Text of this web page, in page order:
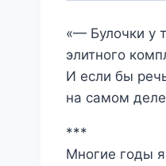
«— Булочки у
элитного
И если бы
на самом
***
Многие годы